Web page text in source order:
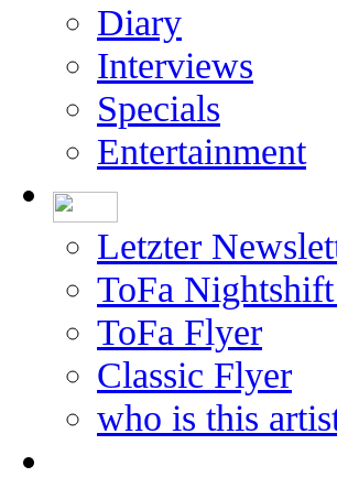
Diary
Interviews
Specials
Entertainment
Letzter
ToFa
ToFa Flyer
Classic Flyer
who is this